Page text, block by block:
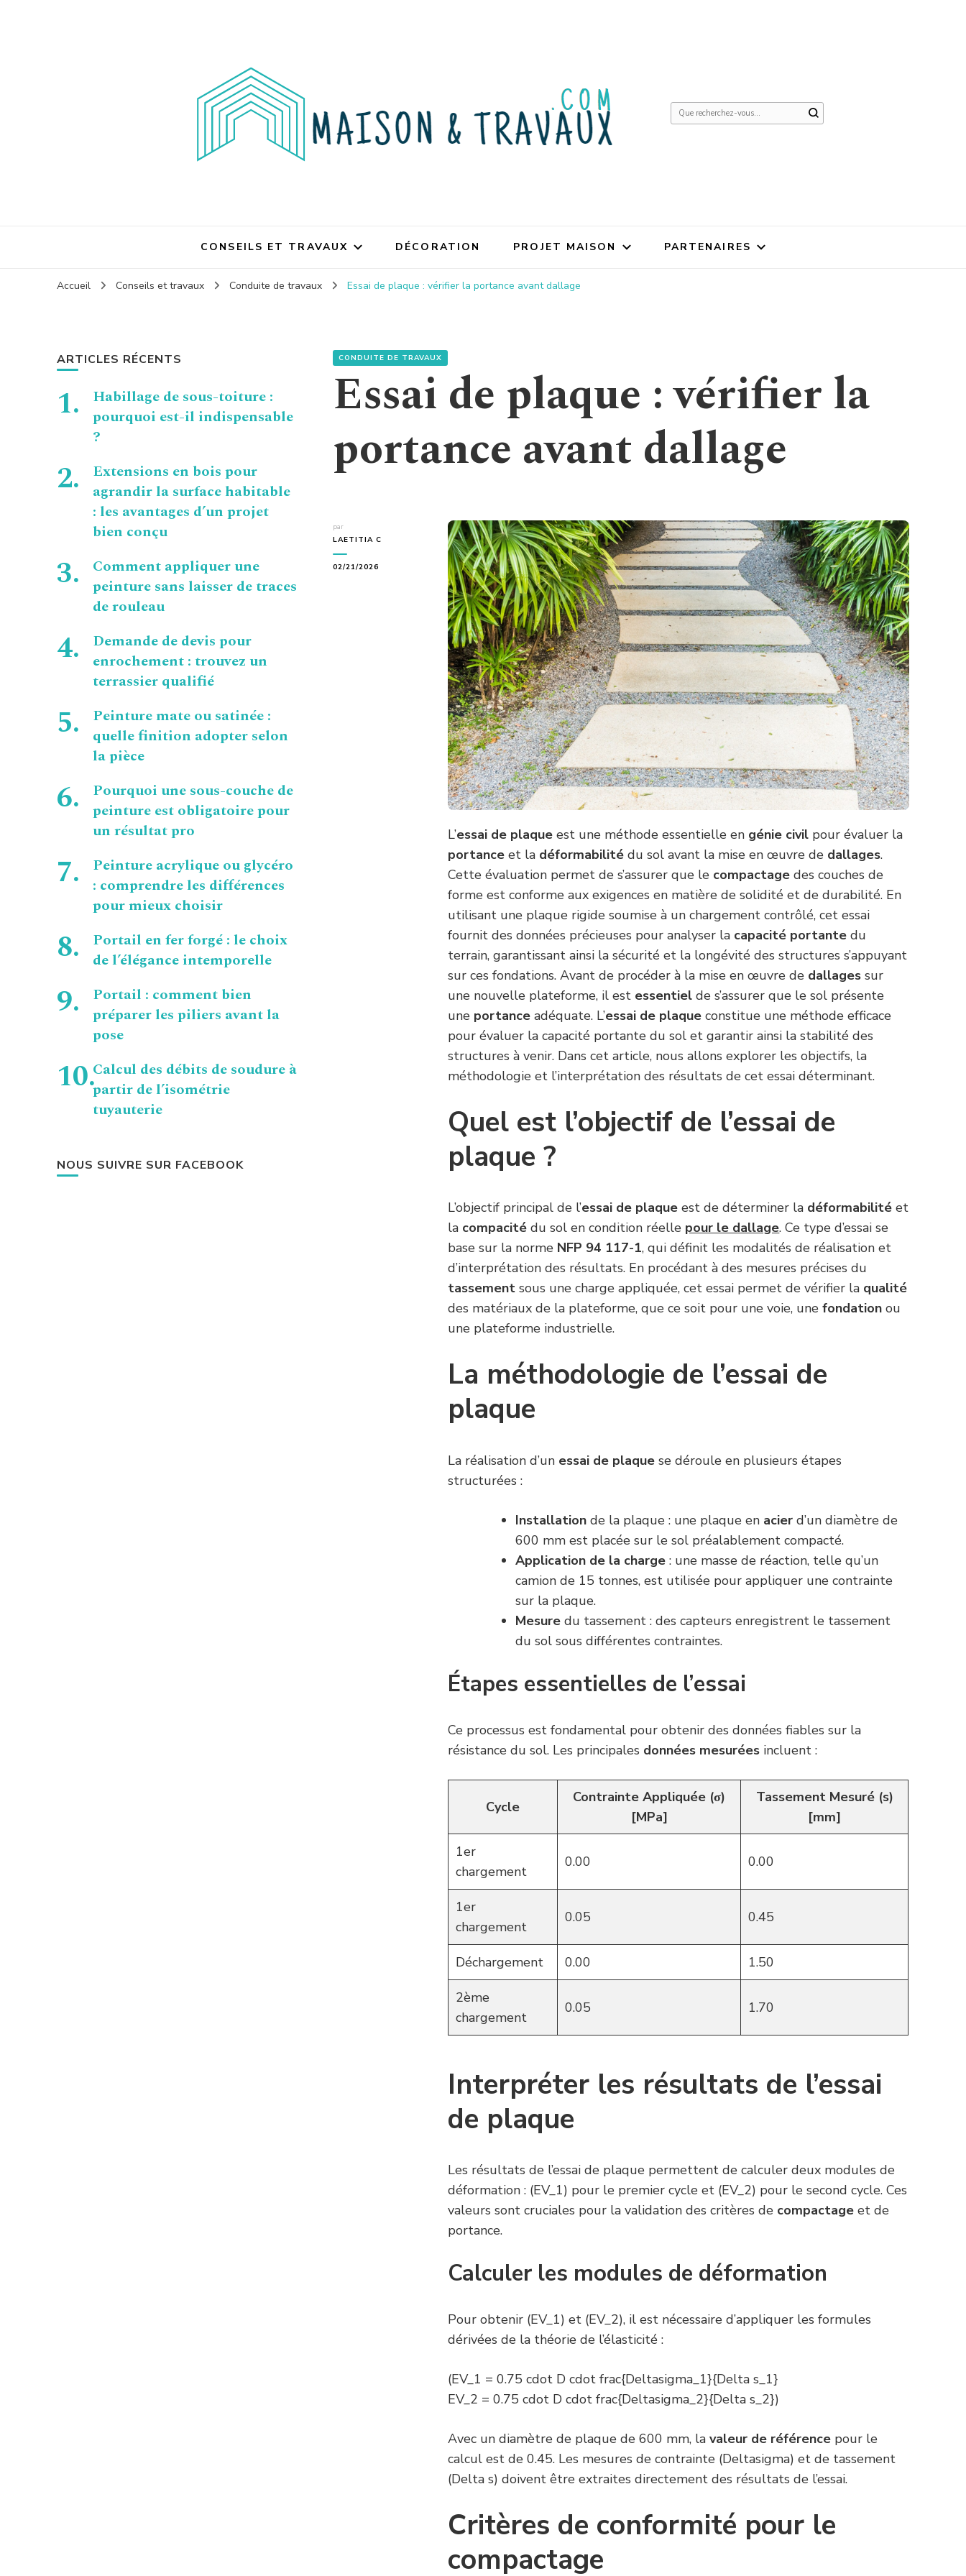
Vous
CONSEILS ET TRAVAUX DÉCORATION PROJET MAISON PARTENAIRES
Accueil Conseils et travaux Conduite de travaux Essai de plaque : vérifier la portance avant dallage
CONDUITE DE TRAVAUX
Essai de plaque : vérifier la
portance avant dallage
par
LAETITIA C
02/21/2026
L’essai de plaque est une méthode essentielle en génie civil pour évaluer la
portance et la déformabilité du sol avant la mise en œuvre de dallages.
Cette évaluation permet de s’assurer que le compactage des couches de
forme est conforme aux exigences en matière de solidité et de durabilité. En
utilisant une plaque rigide soumise à un chargement contrôlé, cet essai
fournit des données précieuses pour analyser la capacité portante du
terrain, garantissant ainsi la sécurité et la longévité des structures s’appuyant
sur ces fondations. Avant de procéder à la mise en œuvre de dallages sur
une nouvelle plateforme, il est essentiel de s’assurer que le sol présente
une portance adéquate. L’essai de plaque constitue une méthode efficace
pour évaluer la capacité portante du sol et garantir ainsi la stabilité des
structures à venir. Dans cet article, nous allons explorer les objectifs, la
méthodologie et l’interprétation des résultats de cet essai déterminant.
Quel est l’objectif de l’essai de
plaque ?
L’objectif principal de l’essai de plaque est de déterminer la déformabilité et
la compacité du sol en condition réelle pour le dallage. Ce type d’essai se
base sur la norme NFP 94 117-1, qui définit les modalités de réalisation et
d’interprétation des résultats. En procédant à des mesures précises du
tassement sous une charge appliquée, cet essai permet de vérifier la qualité
des matériaux de la plateforme, que ce soit pour une voie, unefondation ou
une plateforme industrielle.
La méthodologie de l’essai de
plaque
La réalisation d’un essai de plaque se déroule en plusieurs étapes
structurées :
Installation de la plaque : une plaque en acier d’un diamètre de
600 mm est placée sur le sol préalablement compacté.
Application de la charge : une masse de réaction, telle qu’un
camion de 15 tonnes, est utilisée pour appliquer une contrainte
sur la plaque.
Mesure du tassement : des capteurs enregistrent le tassement
du sol sous différentes contraintes.
Étapes essentielles de l’essai
Ce processus est fondamental pour obtenir des données fiables sur la
résistance du sol. Les principales données mesurées incluent :
Cycle
Contrainte Appliquée (σ)
[MPa]
Tassement Mesuré (s)
[mm]
1er
chargement
0.00 0.00
1er
chargement
0.05 0.45
Déchargement 0.00 1.50
2ème
chargement
0.05 1.70
Interpréter les résultats de l’essai
de plaque
Les résultats de l’essai de plaque permettent de calculer deux modules de
déformation : (EV_1) pour le premier cycle et (EV_2) pour le second cycle. Ces
valeurs sont cruciales pour la validation des critères de compactage et de
portance.
Calculer les modules de déformation
Pour obtenir (EV_1) et (EV_2), il est nécessaire d’appliquer les formules
dérivées de la théorie de l’élasticité :
(EV_1 = 0.75 cdot D cdot frac{Deltasigma_1}{Delta s_1}
EV_2 = 0.75 cdot D cdot frac{Deltasigma_2}{Delta s_2})
Avec un diamètre de plaque de 600 mm, lavaleur de référence pour le
calcul est de 0.45. Les mesures de contrainte (Deltasigma) et de tassement
(Delta s) doivent être extraites directement des résultats de l’essai.
Critères de conformité pour le
compactage
ARTICLES RÉCENTS
Habillage de sous-toiture :
pourquoi est-il indispensable
?
Extensions en bois pour
agrandir la surface habitable
: les avantages d’un projet
bien conçu
Comment appliquer une
peinture sans laisser de traces
de rouleau
Demande de devis pour
enrochement : trouvez un
terrassier qualifié
Peinture mate ou satinée :
quelle finition adopter selon
la pièce
Pourquoi une sous-couche de
peinture est obligatoire pour
un résultat pro
Peinture acrylique ou glycéro
: comprendre les différences
pour mieux choisir
Portail en fer forgé : le choix
de l’élégance intemporelle
Portail : comment bien
préparer les piliers avant la
pose
Calcul des débits de soudure à
partir de l’isométrie
tuyauterie
NOUS SUIVRE SUR FACEBOOK